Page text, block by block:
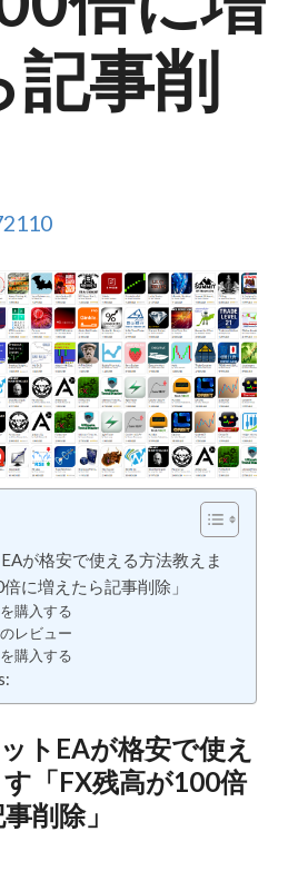
記事削
が格安で使える方法教えま
に増えたら記事削除」
購入する
レビュー
購入する
トEAが格安で使え
「FX残高が100倍
削除」